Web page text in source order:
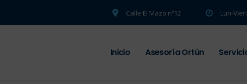
Calle El Mazo nº12 Lun-
Inicio Asesoría Ortún